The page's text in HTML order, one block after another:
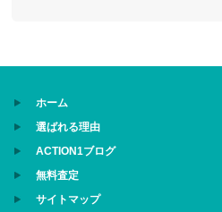
ホーム
選ばれる理由
ACTION1ブログ
無料査定
サイトマップ